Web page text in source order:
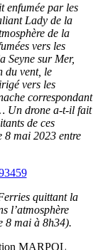
enfumée par les
Lady de la
de la
vers les
Seyne sur Mer,
du vent, le
vers les
correspondant
Un drone a-t-il fait
de ces
8 mai 2023 entre
quittant la
l’atmosphère
8 mai à 8h34).
MARPOL